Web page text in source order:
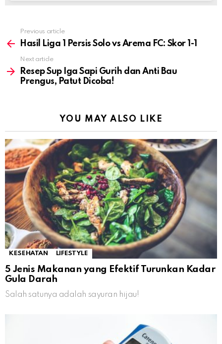
more
Previous article
Hasil Liga 1 Persis Solo vs Arema FC: Skor 1-1
Next article
Resep Sup Iga Sapi Gurih dan Anti Bau
Prengus, Patut Dicoba!
YOU MAY ALSO LIKE
KESEHATAN LIFESTYLE
5 Jenis Makanan yang Efektif Turunkan Kadar
Gula Darah
Salah satunya adalah sayuran hijau!